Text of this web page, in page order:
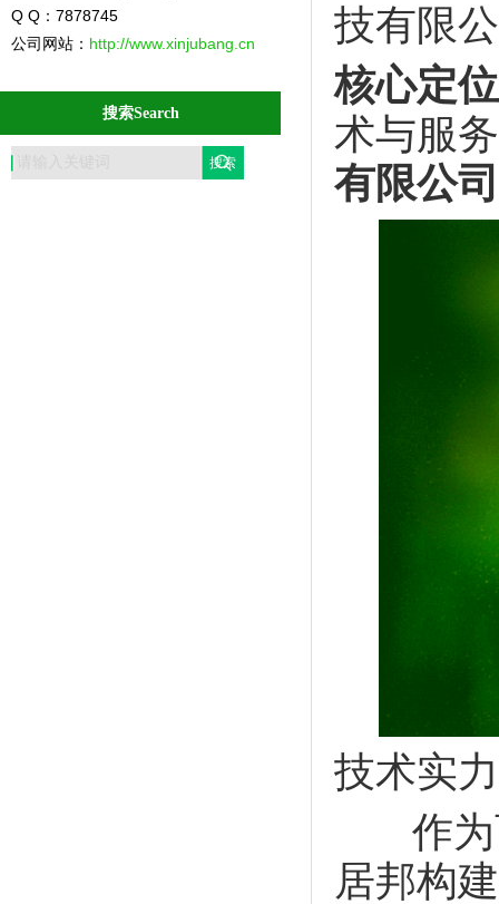
Q Q：7878745
公司网站： http://www.xinjubang.cn
搜索Search
技有限
核心定位
术与服
有限公司
技术
作为
居邦构